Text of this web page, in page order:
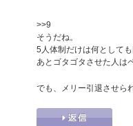
>>9
そうだね。
5人体制だけは何として
あとゴタゴタさせた人は
でも、メリー引退させら